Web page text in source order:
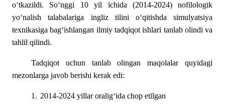
o‘tkazildi. So‘nggi 10 yil ichida (2014-2024) nofilologik
yo‘nalish talabalariga ingliz tilini o‘qitishda simulyatsiya
texnikasiga bag‘ishlangan ilmiy tadqiqot ishlari tanlab olindi va
tahlil qilindi.
Tadqiqot uchun tanlab olingan maqolalar quyidagi
mezonlarga javob berishi kerak edi:
1. 2014-2024 yillar oralig‘ida chop etilgan